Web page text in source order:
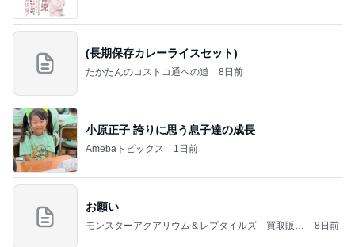
(長期保存カレーライスセット)
たかたんのコストコ通への道 8日前
小原正子 誇りに思う息子達の成長
Amebaトピックス 1日前
お願い
モンスターアクアリウム＆レプタイルズ 買取販売
8日前